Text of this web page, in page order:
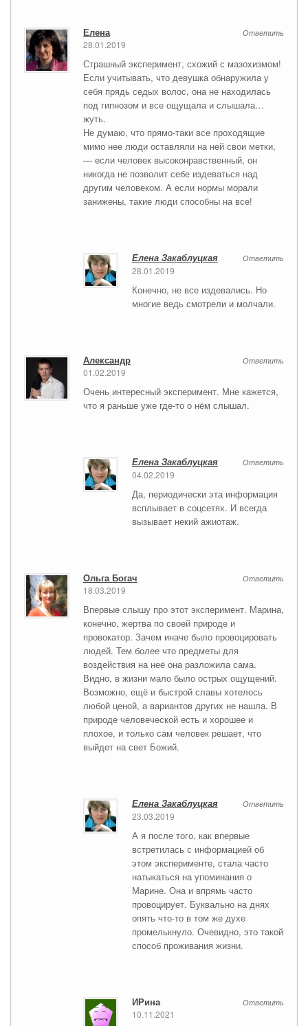
Ответить
Елена
28.01.2019
Страшный эксперимент, схожий с мазохизмом!
Если учитывать, что девушка обнаружила у
себя прядь седых волос, она не находилась
под гипнозом и все ощущала и слышала…
жуть.
Не думаю, что прямо-таки все проходящие
мимо нее люди оставляли на ней свои метки,
— если человек высоконравственный, он
никогда не позволит себе издеваться над
другим человеком. А если нормы морали
занижены, такие люди способны на все!
Ответить
Елена Закаблуцкая
28.01.2019
Конечно, не все издевались. Но
многие ведь смотрели и молчали.
Ответить
Александр
01.02.2019
Очень интересный эксперимент. Мне кажется,
что я раньше уже где-то о нём слышал.
Ответить
Елена Закаблуцкая
04.02.2019
Да, периодически эта информация
всплывает в соцсетях. И всегда
вызывает некий ажиотаж.
Ответить
Ольга Богач
18.03.2019
Впервые слышу про этот эксперимент. Марина,
конечно, жертва по своей природе и
провокатор. Зачем иначе было провоцировать
людей. Тем более что предметы для
воздействия на неё она разложила сама.
Видно, в жизни мало было острых ощущений.
Возможно, ещё и быстрой славы хотелось
любой ценой, а вариантов других не нашла. В
природе человеческой есть и хорошее и
плохое, и только сам человек решает, что
выйдет на свет Божий.
Ответить
Елена Закаблуцкая
23.03.2019
А я после того, как впервые
встретилась с информацией об
этом эксперименте, стала часто
натыкаться на упоминания о
Марине. Она и впрямь часто
провоцирует. Буквально на днях
опять что-то в том же духе
промелькнуло. Очевидно, это такой
способ проживания жизни.
Ответить
ИРина
10.11.2021